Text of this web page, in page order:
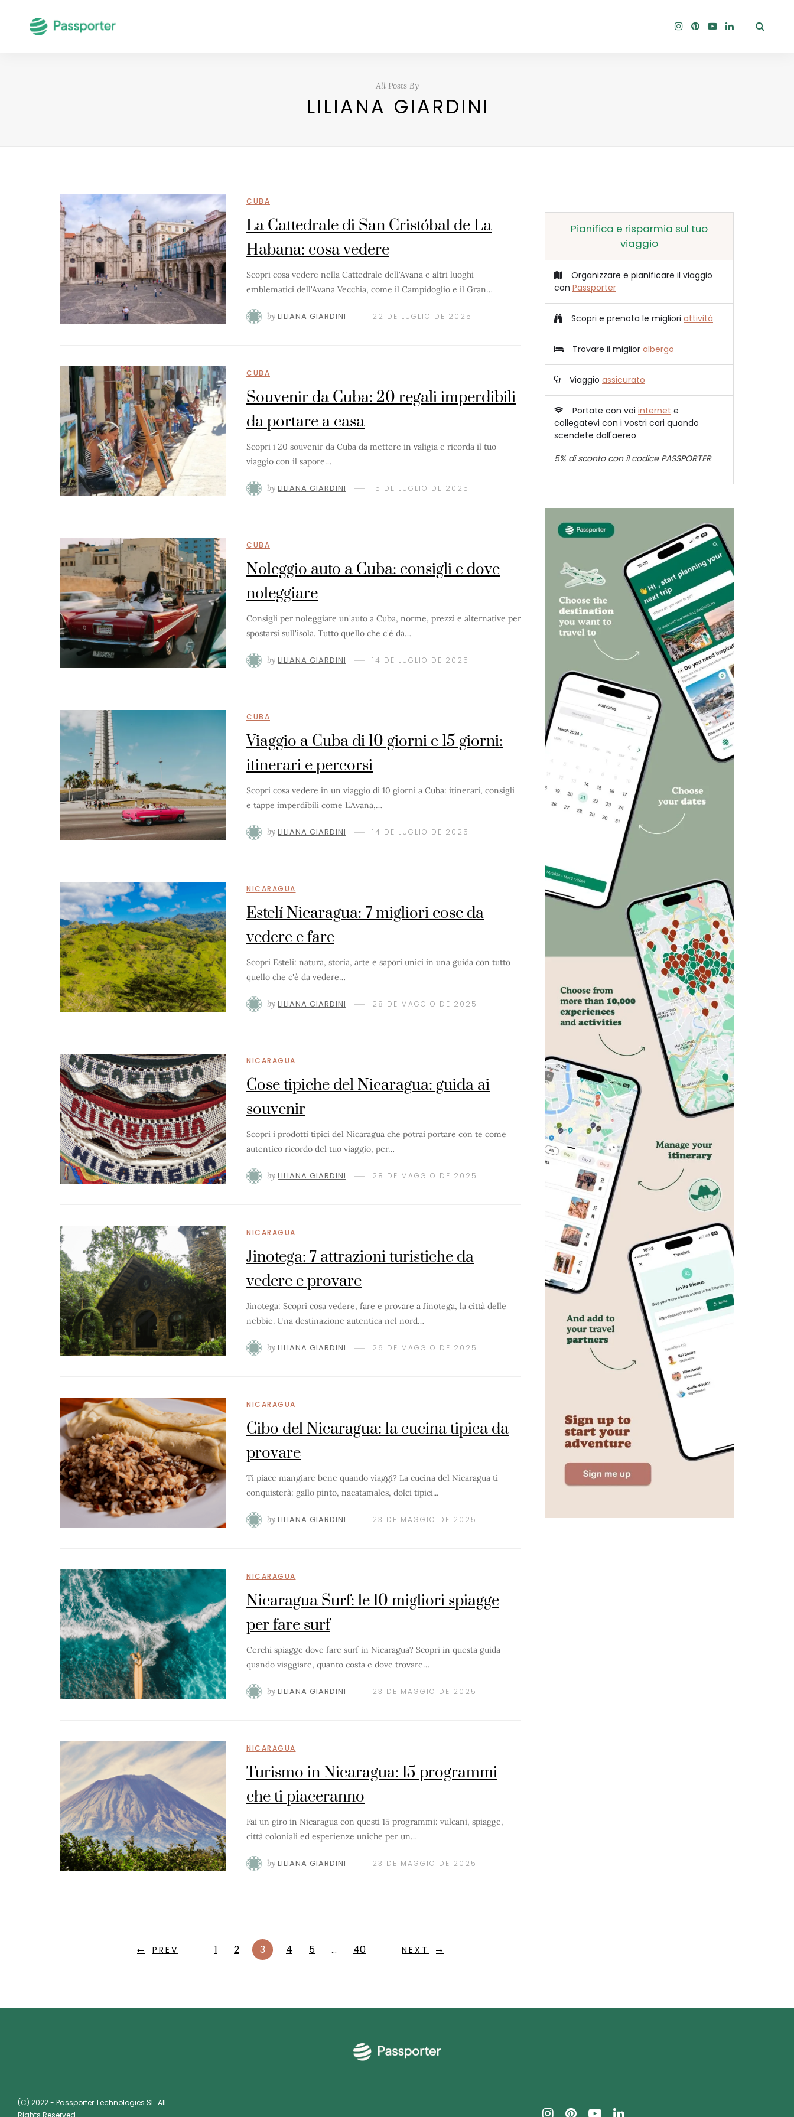
All Posts By
LILIANA GIARDINI
CUBA
La Cattedrale di San Cristóbal de La
Habana: cosa vedere
Scopri cosa vedere nella Cattedrale dell'Avana e altri luoghi
emblematici dell'Avana Vecchia, come il Campidoglio e il Gran…
by LILIANA GIARDINI 22 DE LUGLIO DE 2025
CUBA
Souvenir da Cuba: 20 regali imperdibili
da portare a casa
Scopri i 20 souvenir da Cuba da mettere in valigia e ricorda il tuo
viaggio con il sapore…
by LILIANA GIARDINI 15 DE LUGLIO DE 2025
CUBA
Noleggio auto a Cuba: consigli e dove
noleggiare
Consigli per noleggiare un'auto a Cuba, norme, prezzi e alternative per
spostarsi sull'isola. Tutto quello che c'è da…
by LILIANA GIARDINI 14 DE LUGLIO DE 2025
CUBA
Viaggio a Cuba di 10 giorni e 15 giorni:
itinerari e percorsi
Scopri cosa vedere in un viaggio di 10 giorni a Cuba: itinerari, consigli
e tappe imperdibili come L'Avana,…
by LILIANA GIARDINI 14 DE LUGLIO DE 2025
NICARAGUA
Estelí Nicaragua: 7 migliori cose da
vedere e fare
Scopri Estelí: natura, storia, arte e sapori unici in una guida con tutto
quello che c'è da vedere…
by LILIANA GIARDINI 28 DE MAGGIO DE 2025
NICARAGUA
Cose tipiche del Nicaragua: guida ai
souvenir
Scopri i prodotti tipici del Nicaragua che potrai portare con te come
autentico ricordo del tuo viaggio, per…
by LILIANA GIARDINI 28 DE MAGGIO DE 2025
NICARAGUA
Jinotega: 7 attrazioni turistiche da
vedere e provare
Jinotega: Scopri cosa vedere, fare e provare a Jinotega, la città delle
nebbie. Una destinazione autentica nel nord…
by LILIANA GIARDINI 26 DE MAGGIO DE 2025
NICARAGUA
Cibo del Nicaragua: la cucina tipica da
provare
Ti piace mangiare bene quando viaggi? La cucina del Nicaragua ti
conquisterà: gallo pinto, nacatamales, dolci tipici...
by LILIANA GIARDINI 23 DE MAGGIO DE 2025
NICARAGUA
Nicaragua Surf: le 10 migliori spiagge
per fare surf
Cerchi spiagge dove fare surf in Nicaragua? Scopri in questa guida
quando viaggiare, quanto costa e dove trovare…
by LILIANA GIARDINI 23 DE MAGGIO DE 2025
NICARAGUA
Turismo in Nicaragua: 15 programmi
che ti piaceranno
Fai un giro in Nicaragua con questi 15 programmi: vulcani, spiagge,
città coloniali ed esperienze uniche per un…
by LILIANA GIARDINI 23 DE MAGGIO DE 2025
PREV 1 2 3 4 5 … 40 NEXT
Pianifica e risparmia sul tuo
viaggio
Organizzare e pianificare il viaggio
con Passporter
Scopri e prenota le migliori attività
Trovare il miglior albergo
Viaggio assicurato
Portate con voi internet e
collegatevi con i vostri cari quando
scendete dall'aereo
5% di sconto con il codice PASSPORTER
(C) 2022 - Passporter Technologies SL. All
Rights Reserved.